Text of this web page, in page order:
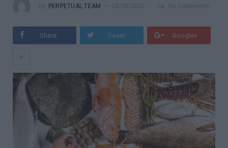
PERPETUAL TEAM
Share Tweet Google+